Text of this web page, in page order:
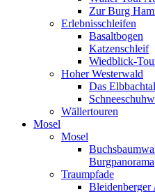
Zur Burg
Erlebnisschleifen
Basaltbogen
Katzenschleif
Wiedblick-
Hoher Westerwald
Das
Wällertouren
Mosel
Mosel
Burgpanorama
Traumpfade
Bleidenberger